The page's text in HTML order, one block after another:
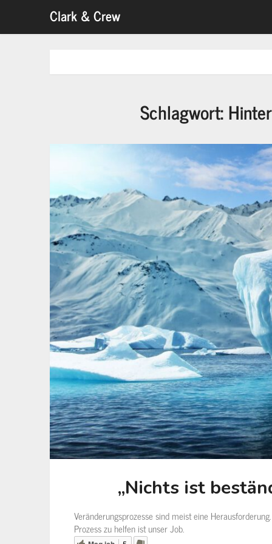
content
Clark & Crew
Schlagwort:
„Nichts ist
Veränderungsprozesse sind meist eine
Prozess zu helfen ist unser Job.